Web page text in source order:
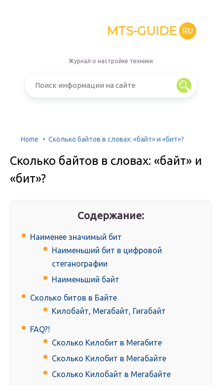
MTS-GUIDE RU
Журнал о настройке техники
Home Сколько байтов в словах: «байт» и «бит»?
Сколько байтов в словах: «байт» и
«бит»?
Содержание:
Наименее значимый бит
Наименьший бит в цифровой
стеганографии
Наименьший байт
Сколько битов в Байте
Килобайт, Мегабайт, Гигабайт
FAQ?!
Сколько Килобит в Мегабите
Сколько Килобит в Мегабайте
Сколько Килобайт в Мегабайте